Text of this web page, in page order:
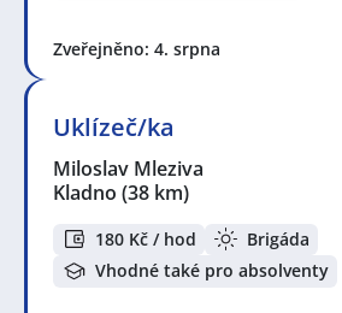
Zveřejněno: 4. srpna
Uklízeč/ka
Miloslav Mleziva
Kladno (38 km)
180 Kč / hod
Brigáda
Vhodné také pro absolventy